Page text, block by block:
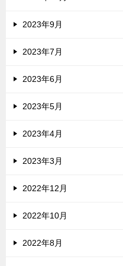
2023年9月
2023年7月
2023年6月
2023年5月
2023年4月
2023年3月
2022年12月
2022年10月
2022年8月